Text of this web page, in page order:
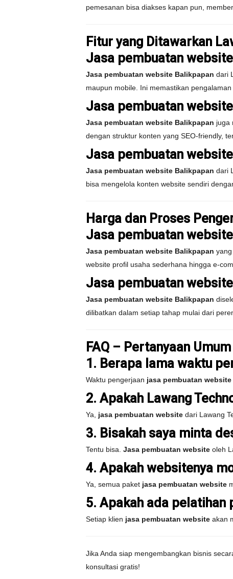
pemesanan bisa diakses kapan pun,
Fitur yang Ditawarkan
Jasa pembuatan
Jasa pembuatan website Balikpapan dari
maupun mobile. Ini memastikan
Jasa pembuatan
Jasa pembuatan website Balikpapan juga
dengan struktur konten yang SEO-friendly,
Jasa pembuatan
Jasa pembuatan website Balikpapan dari
bisa mengelola konten website sendiri
Harga dan Proses
Jasa pembuatan
Jasa pembuatan website Balikpapan
website profil usaha sederhana hingga e-
Jasa pembuatan
Jasa pembuatan website Balikpapan
dilibatkan dalam setiap tahap mulai dari
FAQ – Pertanyaan
1. Berapa lama waktu
Waktu pengerjaan jasa pembuatan website
2. Apakah Lawang
Ya, jasa pembuatan website dari Lawang
3. Bisakah saya minta
Tentu bisa. Jasa pembuatan website oleh
4. Apakah websitenya
Ya, semua paket jasa pembuatan website
5. Apakah ada pelatihan
Setiap klien jasa pembuatan website akan
Jika Anda siap mengembangkan bisnis
konsultasi gratis!